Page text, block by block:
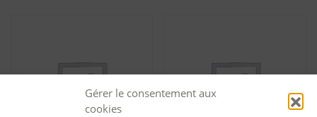
Gérer le consentement aux
cookies